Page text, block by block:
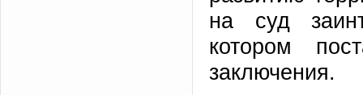
на суд
котором
заключения.